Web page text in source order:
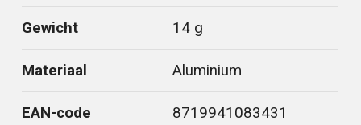
Gewicht 14 g
Materiaal Aluminium
EAN-code 8719941083431